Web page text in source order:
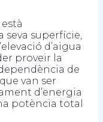
seva superfície,
d’aigua
proveir la
de
van ser
d’energia
potència total